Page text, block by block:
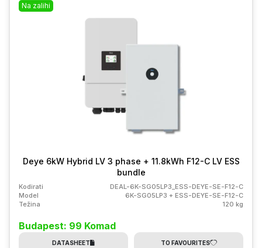
Na zalihi
Deye 6kW Hybrid LV 3 phase + 11.8kWh F12-C LV ESS
bundle
Kodirati
DEAL-6K-SG05LP3_ESS-DEYE-SE-F12-C
Model
6K-SG05LP3 + ESS-DEYE-SE-F12-C
Težina
120 kg
Budapest: 99 Komad
DATASHEET TO FAVOURITES